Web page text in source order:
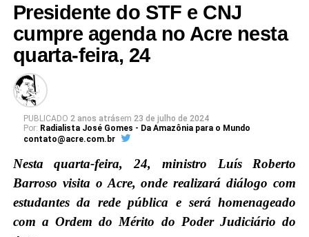
Presidente do STF e CNJ
cumpre agenda no Acre nesta
quarta-feira, 24
PUBLICADO 2 anos atrásem 23 de julho de 2024
Por: Radialista José Gomes - Da Amazônia para o Mundo
contato@acre.com.br
Nesta quarta-feira, 24, ministro Luís Roberto
Barroso visita o Acre, onde realizará diálogo com
estudantes da rede pública e será homenageado
com a Ordem do Mérito do Poder Judiciário do